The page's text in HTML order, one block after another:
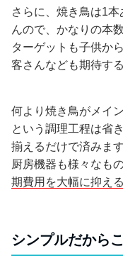
さらに、焼き鳥は1
んので、かなりの本
ターゲットも子供か
客さんなども期待す
何より焼き鳥がメイ
という調理工程は省
揃えるだけで済みます
厨房機器も様々なも
期費用を大幅に抑える
シンプルだから